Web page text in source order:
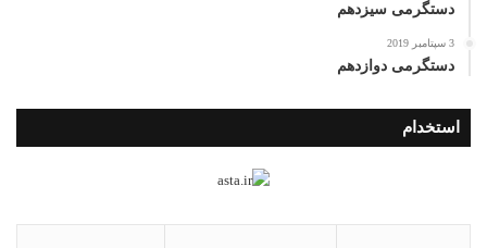
دستگرمی سیزدهم
3 سپتامبر 2019
دستگرمی دوازدهم
استخدام